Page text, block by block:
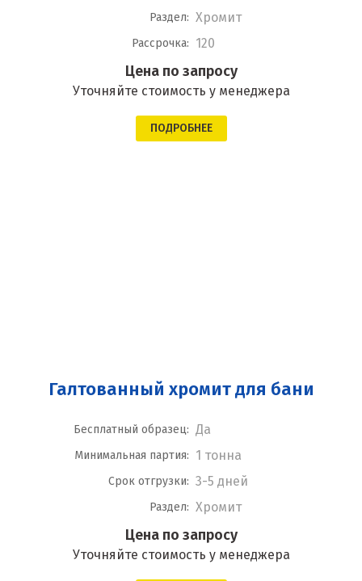
Раздел: Хромит
Рассрочка: 120
Цена по запросу
Уточняйте стоимость у менеджера
ПОДРОБНЕЕ
Галтованный хромит для бани
Бесплатный образец: Да
Минимальная партия: 1 тонна
Срок отгрузки: 3-5 дней
Раздел: Хромит
Цена по запросу
Уточняйте стоимость у менеджера